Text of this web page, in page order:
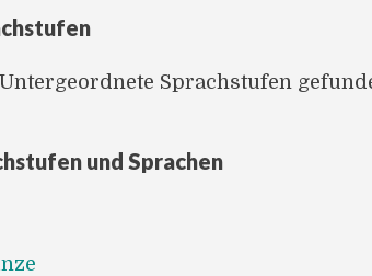
Sprachstufen
und Sprachen